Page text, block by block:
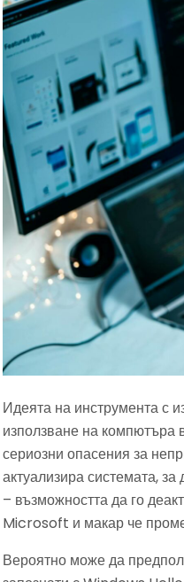
Идеята на инструмента с
използване на компютъра
сериозни опасения за
актуализира системата,
– възможността да го
Microsoft и макар че
Вероятно може да